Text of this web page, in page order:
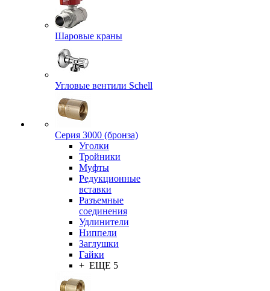
Шаровые краны
Угловые вентили Schell
Серия 3000 (бронза)
Уголки
Тройники
Муфты
Редукционные
вставки
Разъемные
соединения
Удлинители
Ниппели
Заглушки
Гайки
+ ЕЩЕ 5